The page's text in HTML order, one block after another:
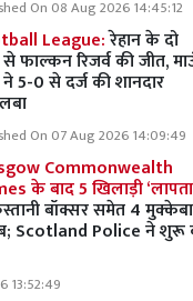
On 08 Aug 2026 14:45:12
League:रेहान के दो
फाल्कन रिजर्व की जीत,
ने 5-0 से दर्ज की शानदार
On 07 Aug 2026 14:09:49
Commonwealth
के बाद 5 खिलाड़ी
बॉक्सर समेत 4
Scotland Police ने शुरू
13:52:49